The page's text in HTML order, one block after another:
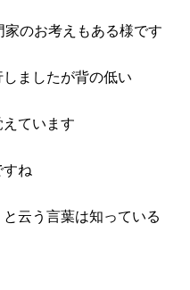
のお考えもある様です
ましたが背の低い
ています
すね
云う言葉は知っている